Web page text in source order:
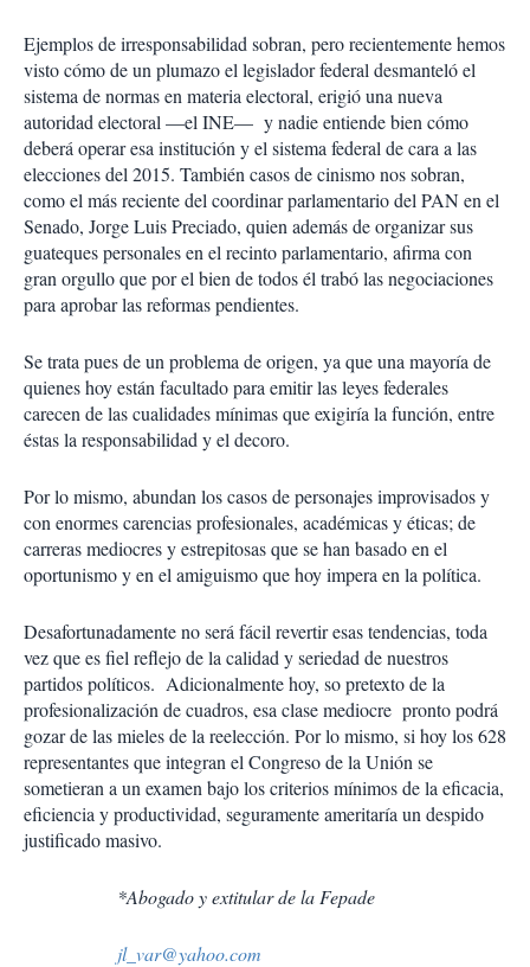
Ejemplos de irresponsabilidad sobran, pero recientemente hemos
visto cómo de un plumazo el legislador federal desmanteló el
sistema de normas en materia electoral, erigió una nueva
autoridad electoral —el INE— y nadie entiende bien cómo
deberá operar esa institución y el sistema federal de cara a las
elecciones del 2015. También casos de cinismo nos sobran,
como el más reciente del coordinar parlamentario del PAN en el
Senado, Jorge Luis Preciado, quien además de organizar sus
guateques personales en el recinto parlamentario, afirma con
gran orgullo que por el bien de todos él trabó las negociaciones
para aprobar las reformas pendientes.
Se trata pues de un problema de origen, ya que una mayoría de
quienes hoy están facultado para emitir las leyes federales
carecen de las cualidades mínimas que exigiría la función, entre
éstas la responsabilidad y el decoro.
Por lo mismo, abundan los casos de personajes improvisados y
con enormes carencias profesionales, académicas y éticas; de
carreras mediocres y estrepitosas que se han basado en el
oportunismo y en el amiguismo que hoy impera en la política.
Desafortunadamente no será fácil revertir esas tendencias, toda
vez que es fiel reflejo de la calidad y seriedad de nuestros
partidos políticos. Adicionalmente hoy, so pretexto de la
profesionalización de cuadros, esa clase mediocre pronto podrá
gozar de las mieles de la reelección. Por lo mismo, si hoy los 628
representantes que integran el Congreso de la Unión se
sometieran a un examen bajo los criterios mínimos de la eficacia,
eficiencia y productividad, seguramente ameritaría un despido
justificado masivo.
*Abogado y extitular de la Fepade
jl_var@yahoo.com